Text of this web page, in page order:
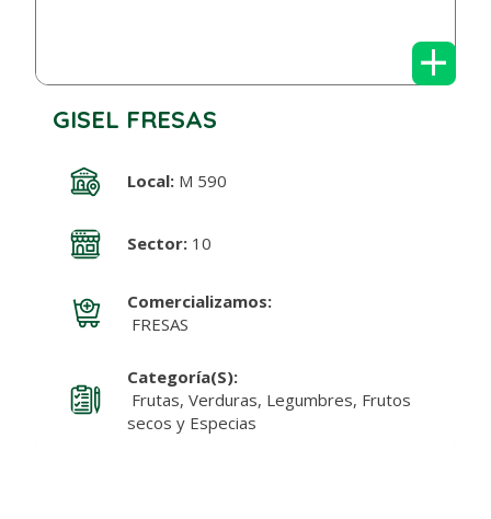
+
GISEL FRESAS
Local:M 590
Sector:10
Comercializamos:
FRESAS
Categoría(s):
Frutas, Verduras, Legumbres, Frutos
secos y Especias